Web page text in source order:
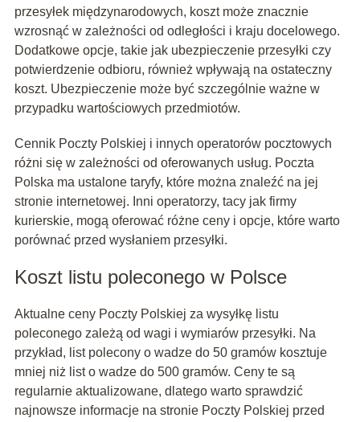
przesyłek międzynarodowych, koszt może znacznie
wzrosnąć w zależności od odległości i kraju docelowego.
Dodatkowe opcje, takie jak ubezpieczenie przesyłki czy
potwierdzenie odbioru, również wpływają na ostateczny
koszt. Ubezpieczenie może być szczególnie ważne w
przypadku wartościowych przedmiotów.
Cennik Poczty Polskiej i innych operatorów pocztowych
różni się w zależności od oferowanych usług. Poczta
Polska ma ustalone taryfy, które można znaleźć na jej
stronie internetowej. Inni operatorzy, tacy jak firmy
kurierskie, mogą oferować różne ceny i opcje, które warto
porównać przed wysłaniem przesyłki.
Koszt listu poleconego w Polsce
Aktualne ceny Poczty Polskiej za wysyłkę listu
poleconego zależą od wagi i wymiarów przesyłki. Na
przykład, list polecony o wadze do 50 gramów kosztuje
mniej niż list o wadze do 500 gramów. Ceny te są
regularnie aktualizowane, dlatego warto sprawdzić
najnowsze informacje na stronie Poczty Polskiej przed